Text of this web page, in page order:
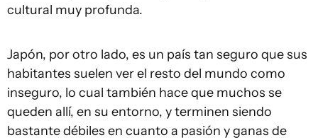
cultural muy profunda.
Japón, por otro lado, es un país tan seguro que sus
habitantes suelen ver el resto del mundo como
inseguro, lo cual también hace que muchos se
queden allí, en su entorno, y terminen siendo
bastante débiles en cuanto a pasión y ganas de